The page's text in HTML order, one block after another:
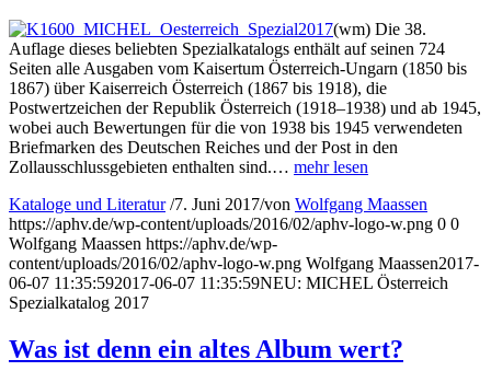
(wm) Die 38.
Auflage dieses beliebten Spezialkatalogs enthält auf seinen 724
Seiten alle Ausgaben vom Kaisertum Österreich-Ungarn (1850 bis
1867) über Kaiserreich Österreich (1867 bis 1918), die
Postwertzeichen der Republik Österreich (1918–1938) und ab 1945,
wobei auch Bewertungen für die von 1938 bis 1945 verwendeten
Briefmarken des Deutschen Reiches und der Post in den
Zollausschlussgebieten enthalten sind.… mehr lesen
Kataloge und Literatur /7. Juni 2017/von Wolfgang Maassen
https://aphv.de/wp-content/uploads/2016/02/aphv-logo-w.png 0 0
Wolfgang Maassen https://aphv.de/wp-
content/uploads/2016/02/aphv-logo-w.png Wolfgang Maassen2017-
06-07 11:35:592017-06-07 11:35:59NEU: MICHEL Österreich
Spezialkatalog 2017
Was ist denn ein altes Album wert?